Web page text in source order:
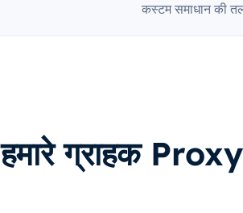
कस्टम समाधान की
हमारे ग्राहक